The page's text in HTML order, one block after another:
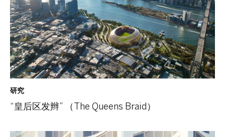
研究
“皇后区发辫” （The Queens Braid）